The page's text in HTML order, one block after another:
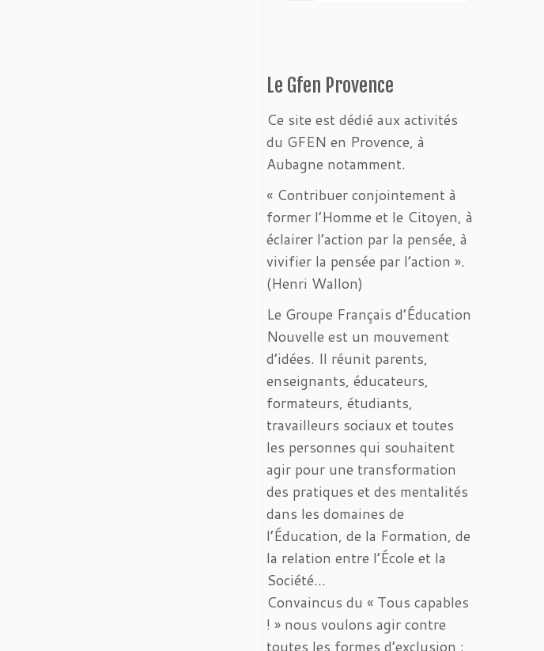
Le Gfen Provence
Ce site est dédié aux activités
du GFEN en Provence, à
Aubagne notamment.
« Contribuer conjointement à
former l’Homme et le Citoyen, à
éclairer l’action par la pensée, à
vivifier la pensée par l’action ».
(Henri Wallon)
Le Groupe Français d’Éducation
Nouvelle est un mouvement
d’idées. Il réunit parents,
enseignants, éducateurs,
formateurs, étudiants,
travailleurs sociaux et toutes
les personnes qui souhaitent
agir pour une transformation
des pratiques et des mentalités
dans les domaines de
l’Éducation, de la Formation, de
la relation entre l’École et la
Société…
Convaincus du « Tous capables
! » nous voulons agir contre
toutes les formes d’exclusion :